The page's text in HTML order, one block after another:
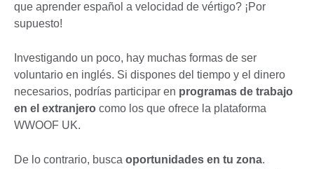
que aprender español a velocidad de vértigo? ¡Por
supuesto!
Investigando un poco, hay muchas formas de ser
voluntario en inglés. Si dispones del tiempo y el dinero
necesarios, podrías participar en programas de trabajo
en el extranjero como los que ofrece la plataforma
WWOOF UK.
De lo contrario, busca oportunidades en tu zona.